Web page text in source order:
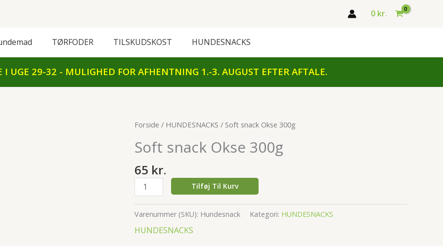
0 kr.
TØRFODER TILSKUDSKOST HUNDESNACKS
I UGE 29-32 - MULIGHED FOR AFHENTNING 1.-3. AUGUST EFTER AFTALE.
Forside / HUNDESNACKS / Soft snack Okse 300g
Soft snack Okse 300g
65 kr.
Soft
Okse
antal
Tilføj Til Kurv
Varenummer (SKU): Hundesnack Kategori: HUNDESNACKS
HUNDESNACKS